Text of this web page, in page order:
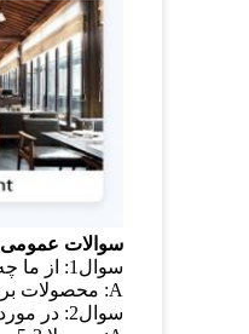
سوالات عمومی
سوال1: از ما چه چیزی می توانید بخرید؟
A: محصولات برند Mellanox، Aruba، Rukus، Extreme، از جمله سوئیچ ها، کارت های شبکه، کابل ها، نقطه دسترسی و غیره.
سوال2: در مورد تاریخ تحویل چطور؟